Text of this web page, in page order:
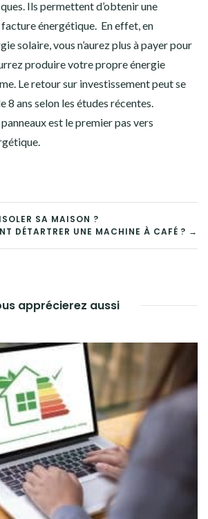
Ils permettent d’obtenir une
énergétique. En effet, en
solaire, vous n’aurez plus à payer pour
produire votre propre énergie
Le retour sur investissement peut se
8 ans selon les études récentes.
est le premier pas vers
SA MAISON ?
DÉTARTRER UNE MACHINE À CAFÉ ? →
apprécierez aussi